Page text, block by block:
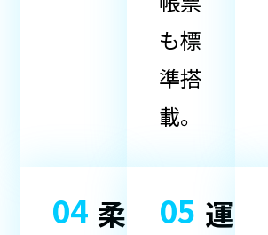
も標
準搭
載。
04 柔
05 運